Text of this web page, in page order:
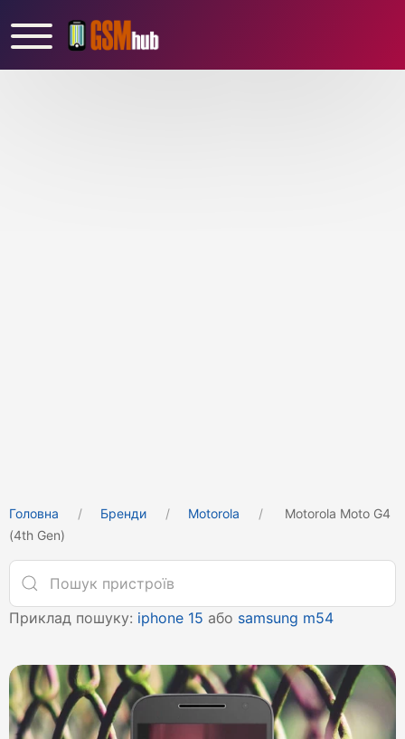
Головна Бренди Motorola
Motorola Moto G4
(4th Gen)
Приклад пошуку: iphone 15 або samsung m54